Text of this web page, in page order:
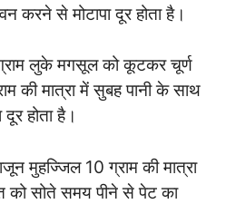
करने से मोटापा दूर होता है।
लुके मगसूल को कूटकर चूर्ण
की मात्रा में सुबह पानी के साथ
होता है।
मुहज्जिल 10 ग्राम की मात्रा
को सोते समय पीने से पेट का